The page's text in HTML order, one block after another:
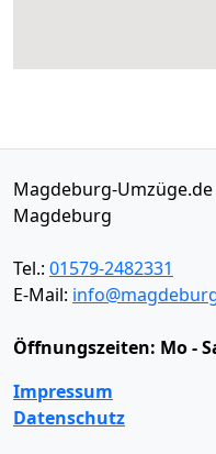
Magdeburg-Umzüge.de
Magdeburg
Tel.: 01579-2482331
E-Mail:
Öffnungszeiten: Mo -
Impressum
Datenschutz